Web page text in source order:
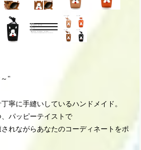
"
寧に手縫いしているハンドメイド。
パッピーテイストで
れながらあなたのコーディネートをポ